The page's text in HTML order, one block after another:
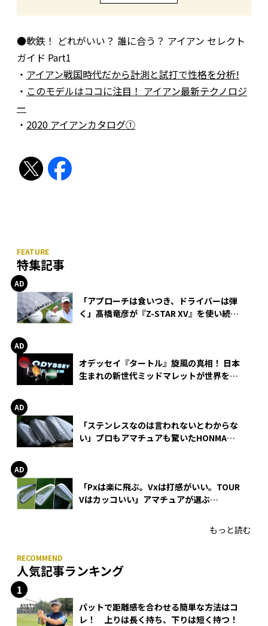
●軟鉄！ どれがいい？ 誰に合う？ アイアン セレクト
ガイド Part1
・ アイアン戦国時代だから計測と試打で性格を分析!
・ このモデルはココに注目！ アイアン最新テクノロジ
ー
・ 2020 アイアンカタログ①
特集記事
「アプローチは食いつき、ドライバーは弾
く」髙橋竜彦が『Z-STAR XV』を使い続け
オデッセイ『タートル』旋風の真相！ 日本
生まれの新世代ミッドマレットが世界を席
「ステンレスなのは言われないとわからな
い」プロもアマチュアも驚いたHONMA
「Pxは楽に飛ぶ。Vxは打感がいい。TOUR
Vはカッコいい」アマチュアが選ぶ
もっと読む
人気記事ランキング
パットで距離感を合わせる簡単な方法はコ
レ！ 上りは長く持ち、下りは短く持つ！